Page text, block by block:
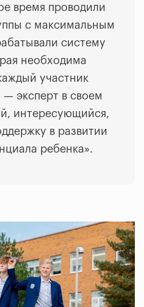
время проводили
с максимальным
систему
необходима
участник
— эксперт в своем
интересующийся,
в развитии
ребенка».